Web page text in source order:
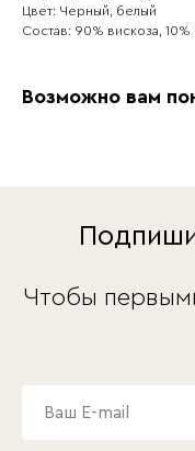
Цвет: Черный, белый
Состав: 90% вискоза, 10%
Возможно вам
Чтобы